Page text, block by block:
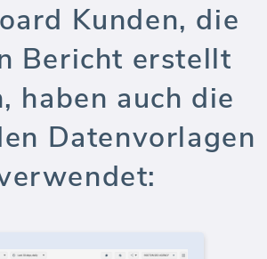
Kunden, die
Bericht erstellt
haben auch die
Datenvorlagen